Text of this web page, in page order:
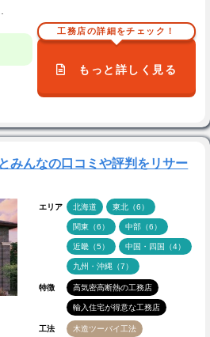
工務店の詳細をチェック！
もっと詳しく見る
みんなの口コミや評判をリサー
エリア 北海道 東北（6）
関東（6） 中部（6）
近畿（5） 中国・四国（4）
九州・沖縄（7）
特徴 高気密高断熱の工務店
輸入住宅が得意な工務店
工法 木造ツーバイ工法